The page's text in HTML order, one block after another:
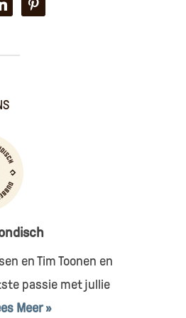
en Tim Toonen en
passie met jullie
Meer »